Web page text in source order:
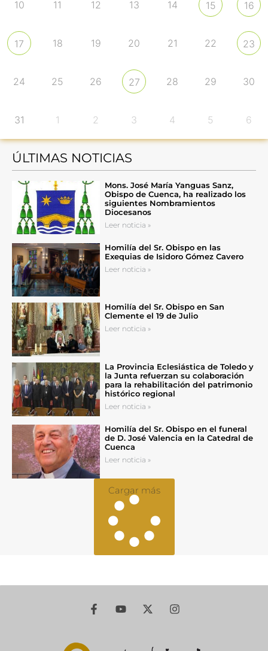
10 11 12 13 14 15 16
17 18 19 20 21 22 23
24 25 26 27 28 29 30
31 1 2 3 4 5 6
ÚLTIMAS NOTICIAS
Mons. José María Yanguas Sanz,
Obispo de Cuenca, ha realizado los
siguientes Nombramientos
Diocesanos
Leer noticia »
Homilía del Sr. Obispo en las
Exequias de Isidoro Gómez Cavero
Leer noticia »
Homilía del Sr. Obispo en San
Clemente el 19 de Julio
Leer noticia »
La Provincia Eclesiástica de Toledo y
la Junta refuerzan su colaboración
para la rehabilitación del patrimonio
histórico regional
Leer noticia »
Homilía del Sr. Obispo en el funeral
de D. José Valencia en la Catedral de
Cuenca
Leer noticia »
Cargar más